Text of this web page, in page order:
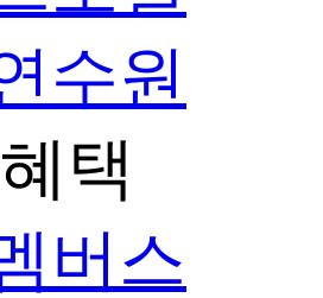
수원
택
버스